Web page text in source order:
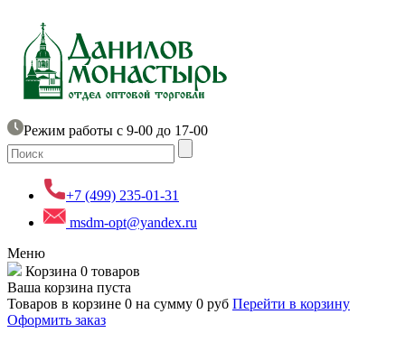
Режим работы с 9-00 до 17-00
+7 (499) 235-01-31
msdm-opt@yandex.ru
Меню
Корзина 0 товаров
Ваша корзина пуста
Товаров в корзине 0 на сумму 0 руб Перейти в корзину
Оформить заказ